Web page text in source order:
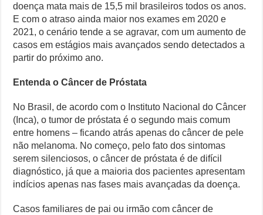
doença mata mais de 15,5 mil brasileiros todos os anos.
E com o atraso ainda maior nos exames em 2020 e
2021, o cenário tende a se agravar, com um aumento de
casos em estágios mais avançados sendo detectados a
partir do próximo ano.
Entenda o Câncer de Próstata
No Brasil, de acordo com o Instituto Nacional do Câncer
(Inca), o tumor de próstata é o segundo mais comum
entre homens – ficando atrás apenas do câncer de pele
não melanoma. No começo, pelo fato dos sintomas
serem silenciosos, o câncer de próstata é de difícil
diagnóstico, já que a maioria dos pacientes apresentam
indícios apenas nas fases mais avançadas da doença.
Casos familiares de pai ou irmão com câncer de